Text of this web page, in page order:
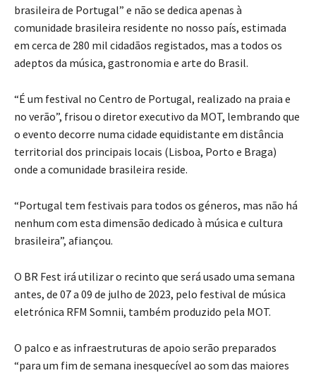
brasileira de Portugal” e não se dedica apenas à
comunidade brasileira residente no nosso país, estimada
em cerca de 280 mil cidadãos registados, mas a todos os
adeptos da música, gastronomia e arte do Brasil.
“É um festival no Centro de Portugal, realizado na praia e
no verão”, frisou o diretor executivo da MOT, lembrando que
o evento decorre numa cidade equidistante em distância
territorial dos principais locais (Lisboa, Porto e Braga)
onde a comunidade brasileira reside.
“Portugal tem festivais para todos os géneros, mas não há
nenhum com esta dimensão dedicado à música e cultura
brasileira”, afiançou.
O BR Fest irá utilizar o recinto que será usado uma semana
antes, de 07 a 09 de julho de 2023, pelo festival de música
eletrónica RFM Somnii, também produzido pela MOT.
O palco e as infraestruturas de apoio serão preparados
“para um fim de semana inesquecível ao som das maiores